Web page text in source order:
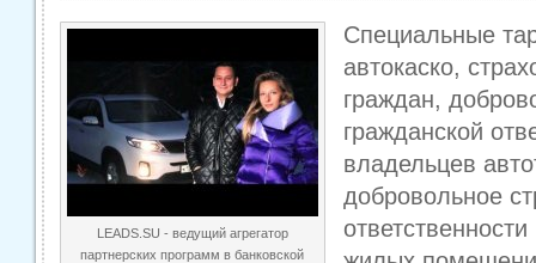
LEADS.SU - ведущий агрегатор
партнерских программ в банковской
Специальные
автокаско,
граждан,
гражданской
владельцев
добровольное